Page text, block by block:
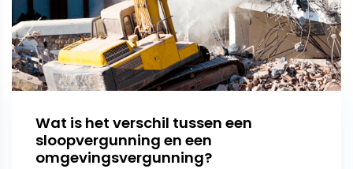
Wat is het verschil tussen een
sloopvergunning en een
omgevingsvergunning?